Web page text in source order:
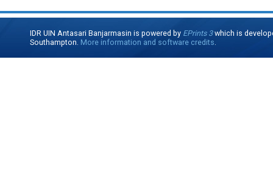
IDR UIN Antasari Banjarmasin is powered by EPrints 3which is
Southampton. More information and software credits